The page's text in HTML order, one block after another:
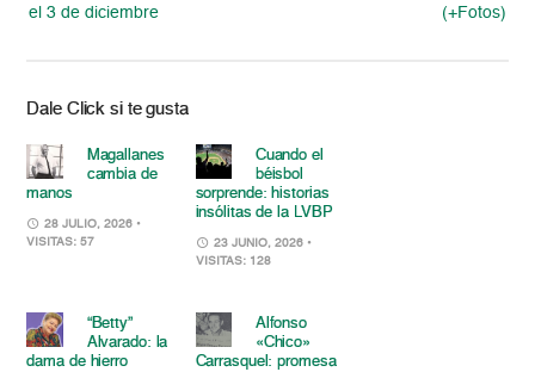
el 3 de diciembre
(+Fotos)
Dale Click si te gusta
Magallanes
cambia de
manos
28 JULIO, 2026 •
VISITAS: 57
Cuando el
béisbol
sorprende: historias
insólitas de la LVBP
23 JUNIO, 2026 •
VISITAS: 128
“Betty”
Alvarado: la
dama de hierro
Alfonso
«Chico»
Carrasquel: promesa